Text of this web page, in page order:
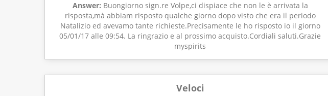
Answer: Buongiorno sign.re Volpe,ci dispiace che non le è arrivata la
risposta,mà abbiam risposto qualche giorno dopo visto che era il periodo
Natalizio ed avevamo tante richieste.Precisamente le ho risposto io il giorno
05/01/17 alle 09:54. La ringrazio e al prossimo acquisto.Cordiali saluti.Grazie
myspirits
Veloci